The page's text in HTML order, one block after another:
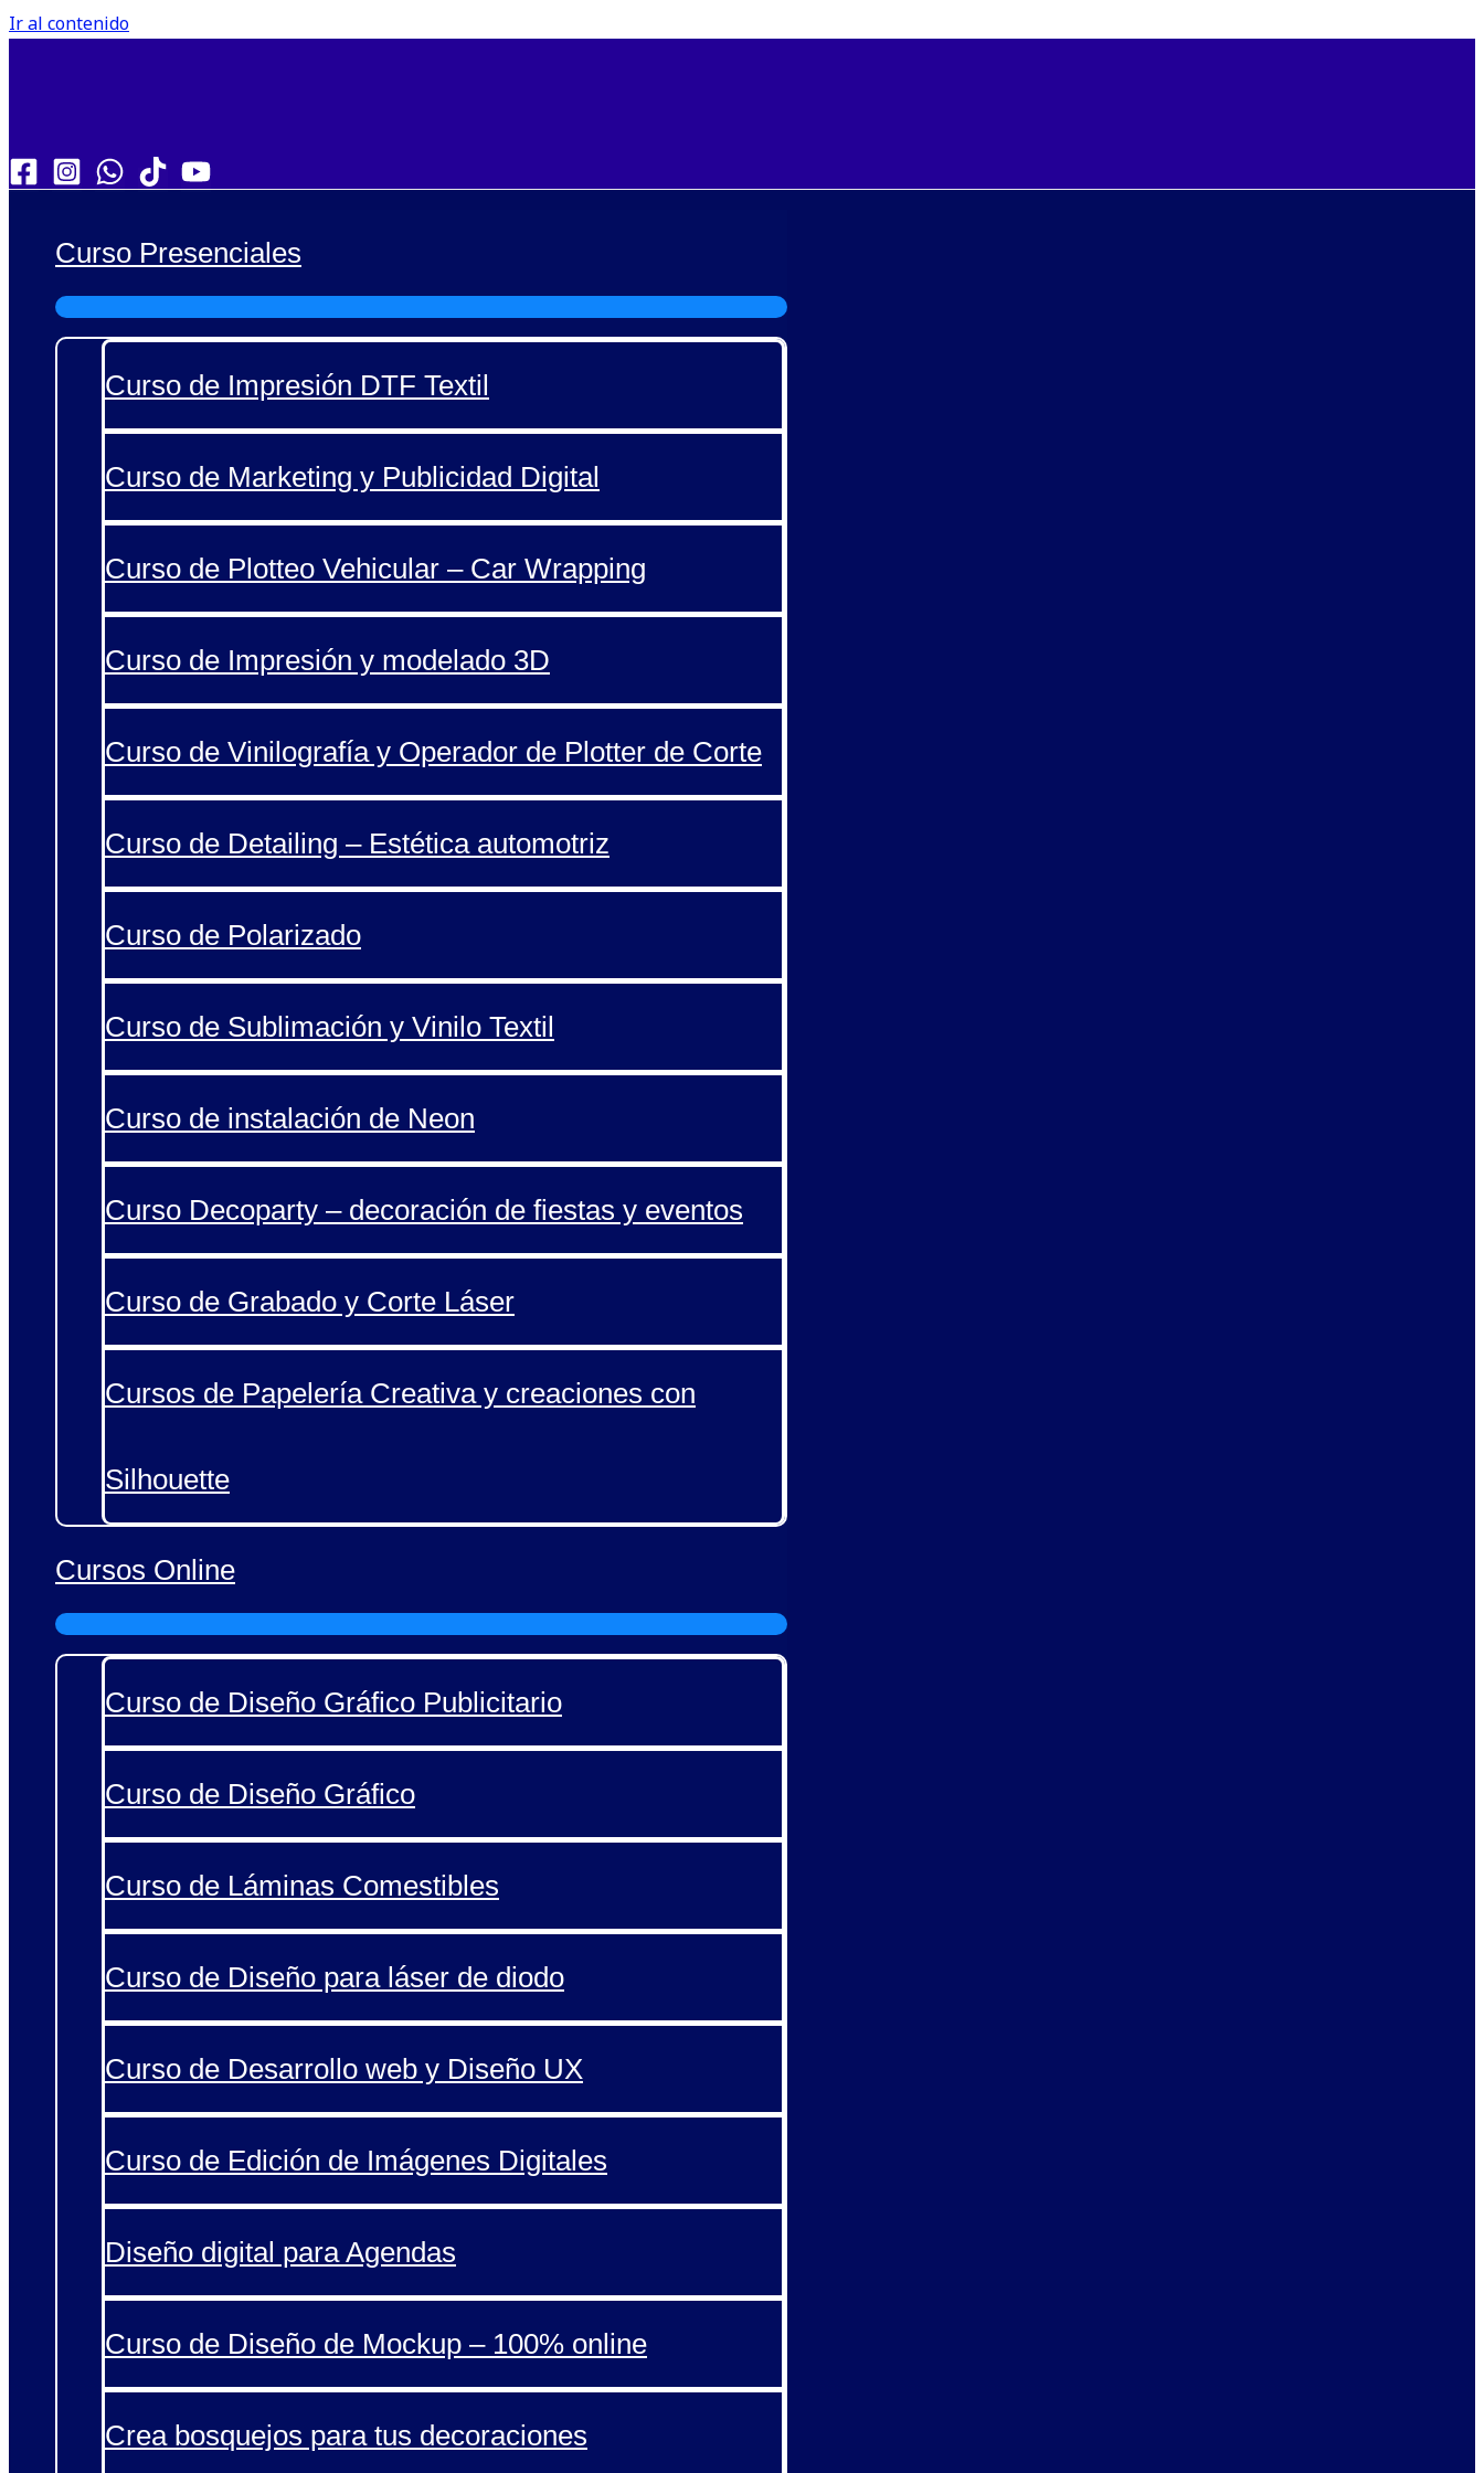
Ir al contenido
Curso Presenciales
Curso de Impresión DTF Textil
Curso de Marketing y Publicidad Digital
Curso de Plotteo Vehicular – Car Wrapping
Curso de Impresión y modelado 3D
Curso de Vinilografía y Operador de Plotter de Corte
Curso de Detailing – Estética automotriz
Curso de Polarizado
Curso de Sublimación y Vinilo Textil
Curso de instalación de Neon
Curso Decoparty – decoración de fiestas y eventos
Curso de Grabado y Corte Láser
Cursos de Papelería Creativa y creaciones con
Silhouette
Cursos Online
Curso de Diseño Gráfico Publicitario
Curso de Diseño Gráfico
Curso de Láminas Comestibles
Curso de Diseño para láser de diodo
Curso de Desarrollo web y Diseño UX
Curso de Edición de Imágenes Digitales
Diseño digital para Agendas
Curso de Diseño de Mockup – 100% online
Crea bosquejos para tus decoraciones